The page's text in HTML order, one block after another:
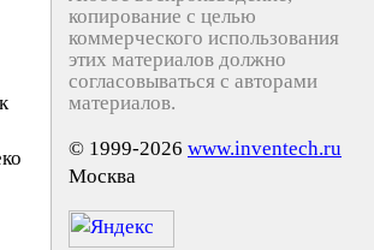
копирование с целью
коммерческого использования
этих материалов должно
согласовываться с авторами
материалов.
© 1999-2026 www.inventech.ru
Москва